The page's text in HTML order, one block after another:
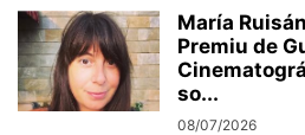
María
Premiu de
so...
08/07/2026